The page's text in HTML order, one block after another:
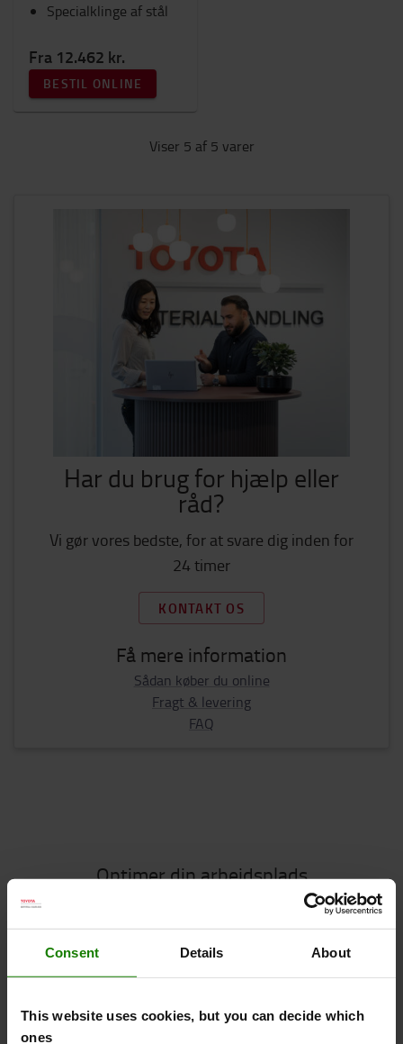
Consent Details About
This website uses cookies, but you can decide which
ones
Specialklinge af stål
Fra 12.462 kr.
BESTIL ONLINE
Viser 5 af 5 varer
Har du brug for hjælp eller
råd?
Vi gør vores bedste, for at svare dig inden for
24 timer
KONTAKT OS
Få mere information
Sådan køber du online
Fragt & levering
FAQ
Optimer din arbejdsplads
Essentielt tilbehør
Vi anbefaler